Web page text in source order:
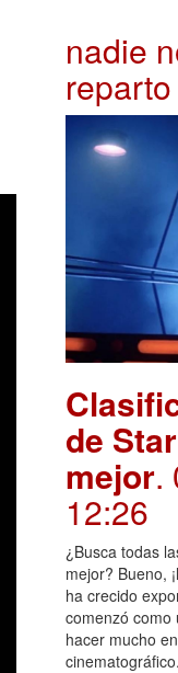
nadie
reparto
de
mejor.
12:26
¿Busca todas
mejor? Bueno,
ha crecido
comenzó como
hacer mucho